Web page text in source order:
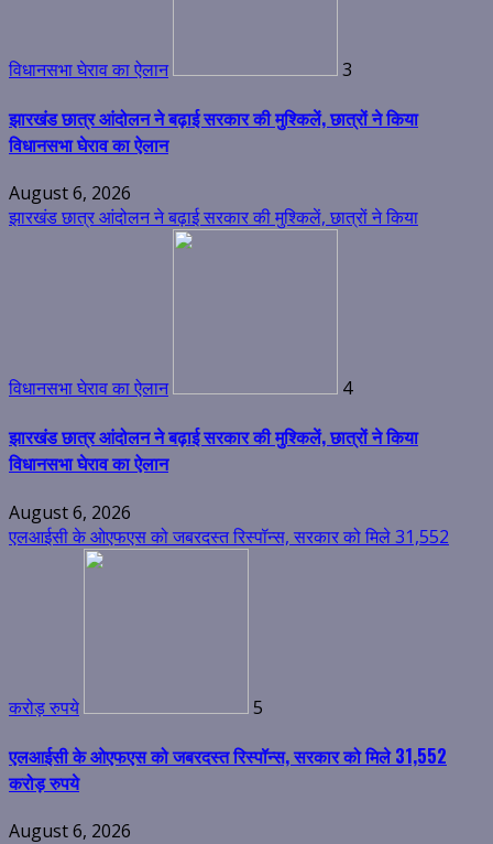
विधानसभा घेराव का ऐलान 3
झारखंड छात्र आंदोलन ने बढ़ाई सरकार की मुश्किलें, छात्रों ने किया
विधानसभा घेराव का ऐलान
August 6, 2026
झारखंड छात्र आंदोलन ने बढ़ाई सरकार की मुश्किलें, छात्रों ने किया
विधानसभा घेराव का ऐलान 4
झारखंड छात्र आंदोलन ने बढ़ाई सरकार की मुश्किलें, छात्रों ने किया
विधानसभा घेराव का ऐलान
August 6, 2026
एलआईसी के ओएफएस को जबरदस्त रिस्पॉन्स, सरकार को मिले 31,552
करोड़ रुपये 5
एलआईसी के ओएफएस को जबरदस्त रिस्पॉन्स, सरकार को मिले 31,552
करोड़ रुपये
August 6, 2026